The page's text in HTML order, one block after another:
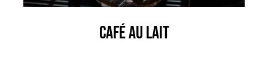
Café Au Lait